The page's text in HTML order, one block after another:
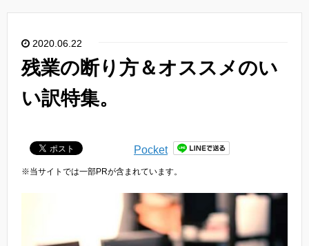
2020.06.22
残業の断り方＆オススメのい
い訳特集。
Pocket
※当サイトでは一部PRが含まれています。